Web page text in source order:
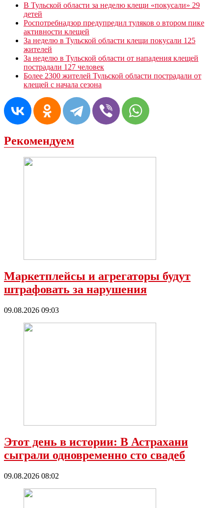
В Тульской области за неделю клещи «покусали» 29
детей
Роспотребнадзор предупредил туляков о втором пике
активности клещей
За неделю в Тульской области клещи покусали 125
жителей
За неделю в Тульской области от нападения клещей
пострадали 127 человек
Более 2300 жителей Тульской области пострадали от
клещей с начала сезона
Рекомендуем
Маркетплейсы и агрегаторы будут
штрафовать за нарушения
09.08.2026 09:03
Этот день в истории: В Астрахани
сыграли одновременно сто свадеб
09.08.2026 08:02